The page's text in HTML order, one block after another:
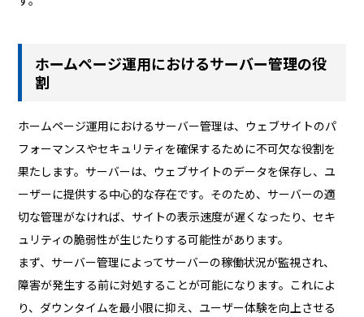
ホームページ運用におけるサーバー管理の役
割
ホームページ運用におけるサーバー管理は、ウェブサイトのパ
フォーマンスやセキュリティを確保するために不可欠な役割を
果たします。サーバーは、ウェブサイトのデータを保存し、ユ
ーザーに提供する中心的な存在です。そのため、サーバーの適
切な管理がなければ、サイトの表示速度が遅くなったり、セキ
ュリティの脆弱性が生じたりする可能性があります。
まず、サーバー管理によってサーバーの稼働状況が監視され、
障害が発生する前に対処することが可能になります。これによ
り、ダウンタイムを最小限に抑え、ユーザー体験を向上させる